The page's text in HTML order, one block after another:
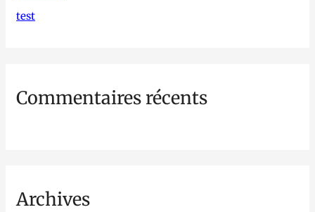
h
:
test
Commentaires récents
Archives